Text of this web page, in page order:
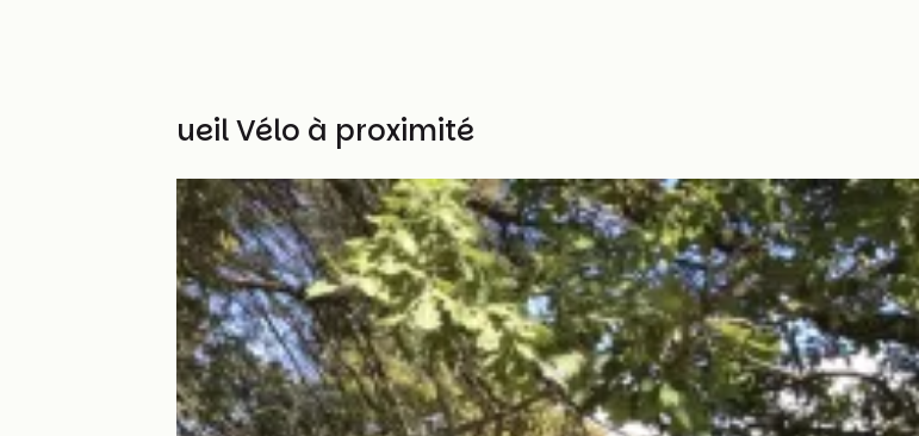
Autres Accueil Vélo à proximité